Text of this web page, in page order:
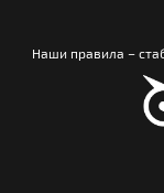
Наши правила –